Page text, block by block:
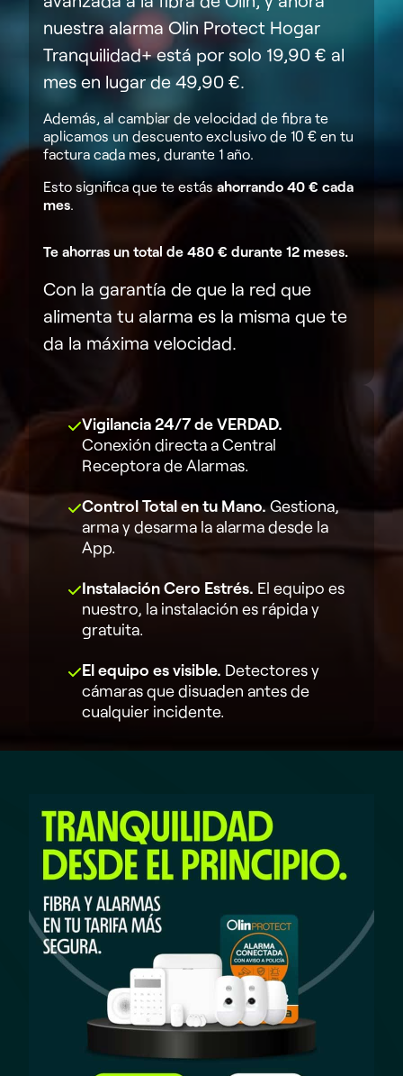
nuestra alarma Olin Protect Hogar
Tranquilidad+ está por solo 19,90 € al
mes en lugar de 49,90 €.
Además, al cambiar de velocidad de fibra te
aplicamos un descuento exclusivo de 10 € en tu
factura cada mes, durante 1 año.
Esto significa que te estás ahorrando 40 € cada
mes.
Te ahorras un total de 480 € durante 12 meses.
Con la garantía de que la red que
alimenta tu alarma es la misma que te
da la máxima velocidad.
Vigilancia 24/7 de VERDAD.
Conexión directa a Central
Receptora de Alarmas.
Control Total en tu Mano.Gestiona,
arma y desarma la alarma desde la
App.
Instalación Cero Estrés. El equipo es
nuestro, la instalación es rápida y
gratuita.
El equipo es visible. Detectores y
cámaras que disuaden antes de
cualquier incidente.